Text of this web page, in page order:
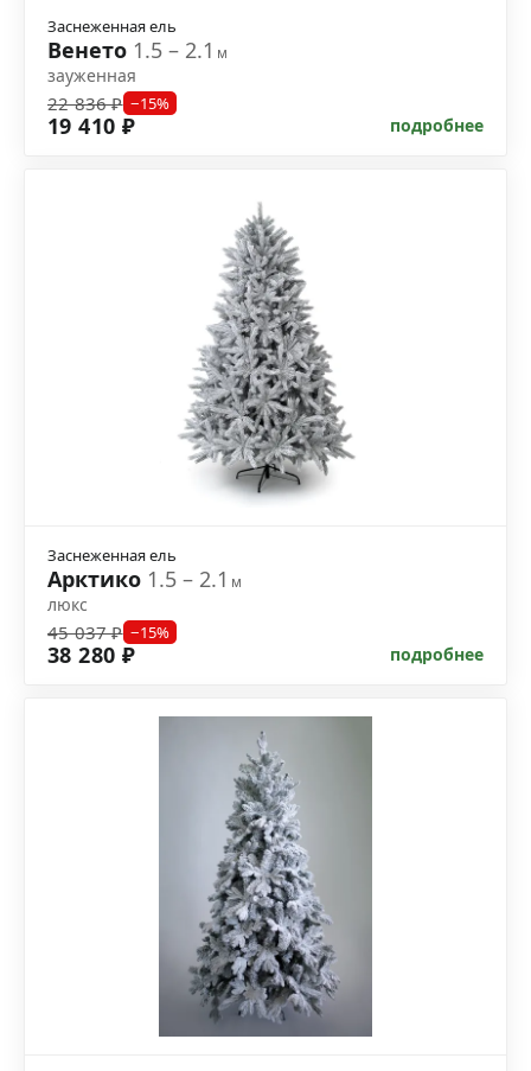
Заснеженная ель
Венето 1.5 – 2.1м
зауженная
22 836 ₽ −15%
19 410 ₽ подробнее
Заснеженная ель
Арктико 1.5 – 2.1м
люкс
45 037 ₽ −15%
38 280 ₽ подробнее